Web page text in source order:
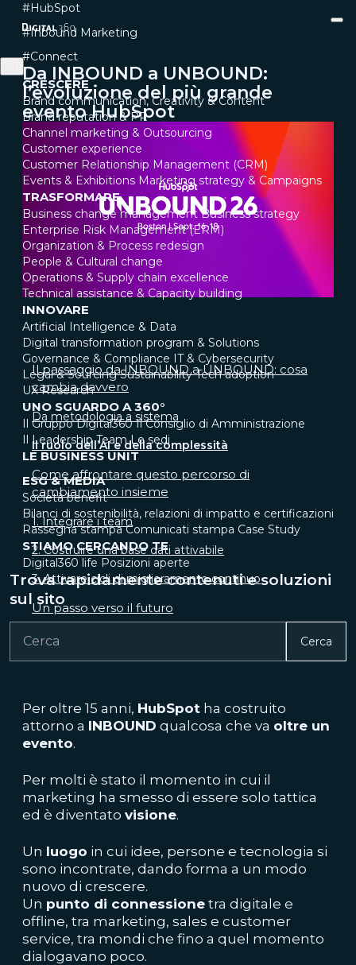
CRESCERE
Brand communication, Creativity & Content
Brand reputation & PR
Channel marketing & Outsourcing
Customer experience
Customer Relationship Management (CRM)
Events & Exhibitions Marketing strategy & Campaigns
TRASFORMARE
Business change management Business strategy
Enterprise Risk Management (ERM)
Organization & Process redesign
People & Cultural change
Operations & Supply chain excellence
Technical assistance & Capacity building
INNOVARE
Artificial Intelligence & Data
Digital transformation program & Solutions
Governance & Compliance IT & Cybersecurity
Legal & Sourcing Sustainability Tech adoption
UX Research
UNO SGUARDO A 360°
Il Gruppo Digital360 Il Consiglio di Amministrazione
Il Leadership Team Le sedi
LE BUSINESS UNIT
ESG & MEDIA
Società benefit
Bilanci di sostenibilità, relazioni di impatto e certificazioni
Rassegna stampa Comunicati stampa Case Study
STIAMO CERCANDO TE
Digital360 life Posizioni aperte
Trova rapidamente contenuti e soluzioni
sul sito
Cerca
#HubSpot
#Inbound Marketing
#Connect
Da INBOUND a UNBOUND:
l’evoluzione del più grande
evento HubSpot
Il passaggio da INBOUND a UNBOUND: cosa
cambia davvero
Da metodologia a sistema
Il ruolo dell’AI e della complessità
Come affrontare questo percorso di
cambiamento insieme
1. Integrare i team
2. Costruire una base dati attivabile
3. Attivare cicli di miglioramento continuo
Un passo verso il futuro
Per oltre 15 anni, HubSpot ha costruito
attorno a INBOUND qualcosa che va oltre un
evento.
Per molti è stato il momento in cui il
marketing ha smesso di essere solo tattica
ed è diventato visione.
Un luogo in cui idee, persone e tecnologia si
sono incontrate, dando forma a un modo
nuovo di crescere.
Un punto di connessione tra digitale e
offline, tra marketing, sales e customer
service, tra mondi che fino a quel momento
dialogavano poco.